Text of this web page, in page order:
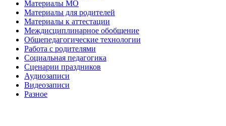
Материалы МО
Материалы для родителей
Материалы к аттестации
Междисциплинарное обобщение
Общепедагогические технологии
Работа с родителями
Социальная педагогика
Сценарии праздников
Аудиозаписи
Видеозаписи
Разное